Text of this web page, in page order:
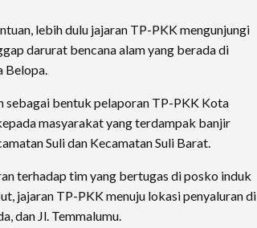
lebih dulu jajaran TP-PKK mengunjungi
darurat bencana alam yang berada di
Belopa.
sebagai bentuk pelaporan TP-PKK Kota
masyarakat yang terdampak banjir
Suli dan Kecamatan Suli Barat.
terhadap tim yang bertugas di posko induk
jajaran TP-PKK menuju lokasi penyaluran di
dan Jl. Temmalumu.